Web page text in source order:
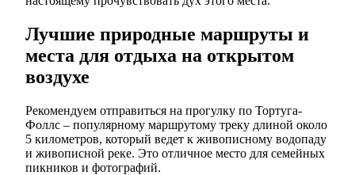
Лучшие природные маршруты и
места для отдыха на открытом
воздухе
Рекомендуем отправиться на прогулку по Тортуга-
Фоллс – популярному маршрутому треку длиной около
5 километров, который ведет к живописному водопаду
и живописной реке. Это отличное место для семейных
пикников и фотографий.